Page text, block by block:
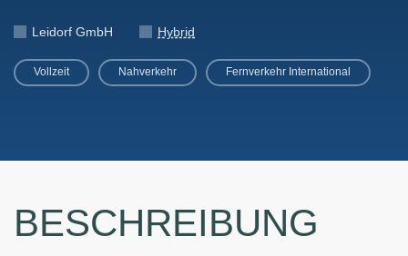
Leidorf GmbH Hybrid
Vollzeit Nahverkehr Fernverkehr International
BESCHREIBUNG